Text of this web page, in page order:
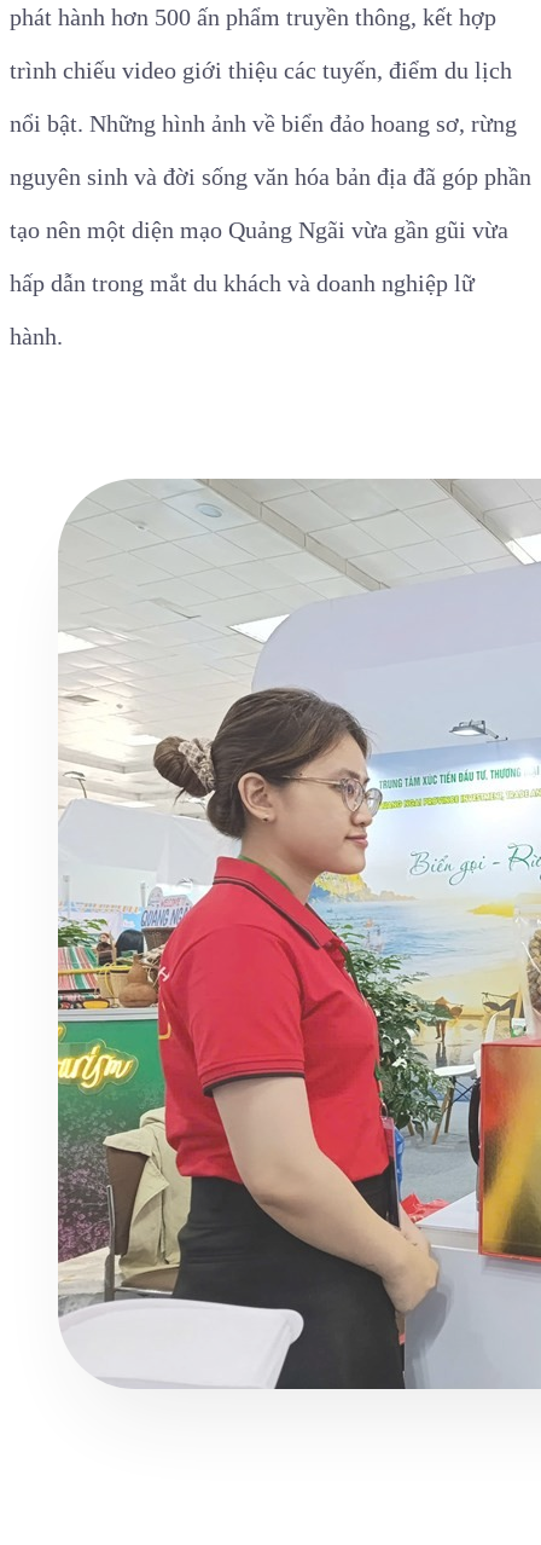
phát hành hơn 500 ấn phẩm truyền thông, kết hợp
trình chiếu video giới thiệu các tuyến, điểm du lịch
nổi bật. Những hình ảnh về biển đảo hoang sơ, rừng
nguyên sinh và đời sống văn hóa bản địa đã góp phần
tạo nên một diện mạo Quảng Ngãi vừa gần gũi vừa
hấp dẫn trong mắt du khách và doanh nghiệp lữ
hành.